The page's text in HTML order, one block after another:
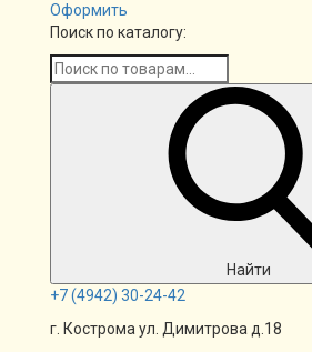
Оформить
Поиск по каталогу:
Найти
+7(4942) 30-24-42
г. Кострома ул. Димитрова д.18